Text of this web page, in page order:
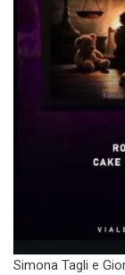
Simona Tagli e